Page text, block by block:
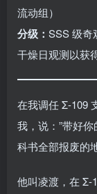
流动组）
分级： SSS 级奇
干燥日观测以获
在我调任 Σ-109
我，说：”带好
科书全部报废的
他叫凌渡，在 Σ-